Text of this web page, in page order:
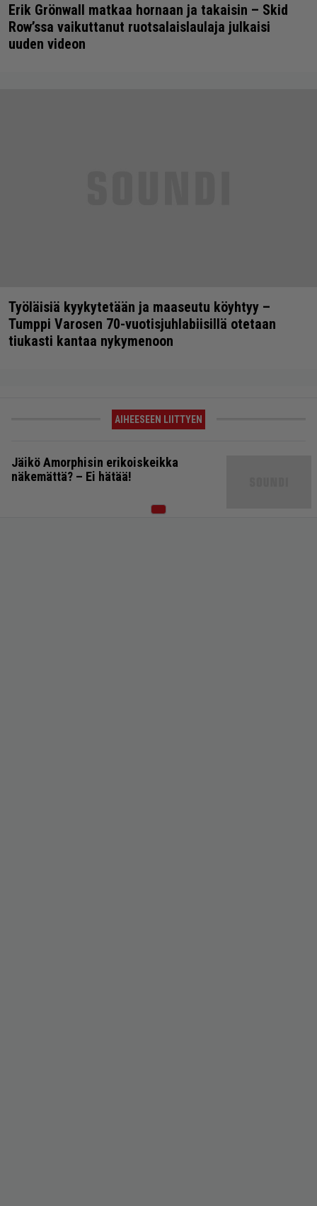
Erik Grönwall matkaa hornaan ja takaisin – Skid
Row’ssa vaikuttanut ruotsalaislaulaja julkaisi
uuden videon
Työläisiä kyykytetään ja maaseutu köyhtyy –
Tumppi Varosen 70-vuotisjuhlabiisillä otetaan
tiukasti kantaa nykymenoon
AIHEESEEN LIITTYEN
Jäikö Amorphisin erikoiskeikka
näkemättä? – Ei hätää!